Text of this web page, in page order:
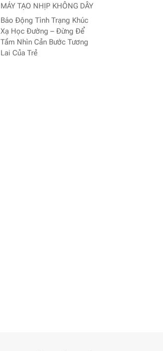
MÁY TẠO NHỊP KHÔNG DÂY
Báo Động Tình Trạng Khúc
Xạ Học Đường – Đừng Để
Tầm Nhìn Cản Bước Tương
Lai Của Trẻ